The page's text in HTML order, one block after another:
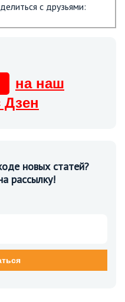
с друзьями:
на наш
Дзен
новых статей?
рассылку!